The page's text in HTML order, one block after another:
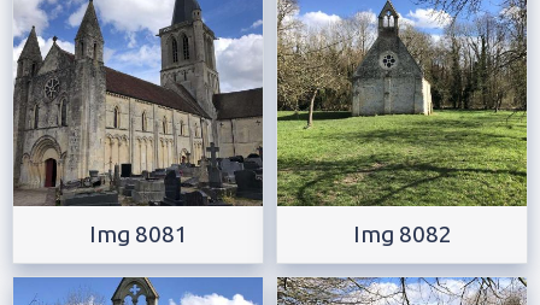
Img 8081 Img 8082